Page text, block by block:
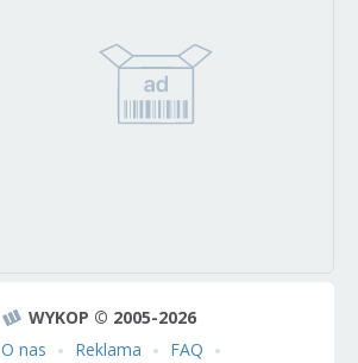
WYKOP © 2005-2026
O nas
Reklama
FAQ